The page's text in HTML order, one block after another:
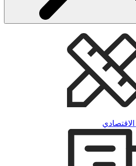
الاقتصادي